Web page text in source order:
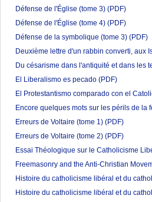
Défense de l'Église (tome 3) (PDF)
Défense de l'Église (tome 4) (PDF)
Défense de la symbolique (tome 3) (PDF)
Deuxième lettre d'un rabbin converti, aux
Du césarisme dans l'antiquité et dans les
El Liberalismo es pecado (PDF)
El Protestantismo comparado con el
Encore quelques mots sur les périls de
Erreurs de Voltaire (tome 1) (PDF)
Erreurs de Voltaire (tome 2) (PDF)
Essai Théologique sur le Catholicisme
Freemasonry and the Anti-Christian
Histoire du catholicisme libéral et du
Histoire du catholicisme libéral et du